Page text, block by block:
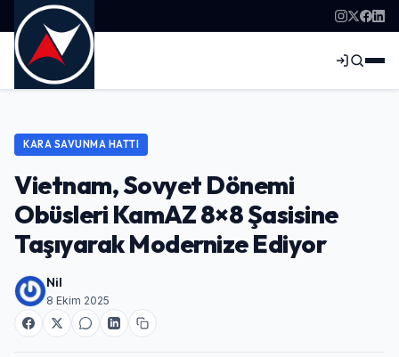
KARA SAVUNMA HATTI
Vietnam, Sovyet Dönemi
Obüsleri KamAZ 8×8 Şasisine
Taşıyarak Modernize Ediyor
Nil
8 Ekim 2025